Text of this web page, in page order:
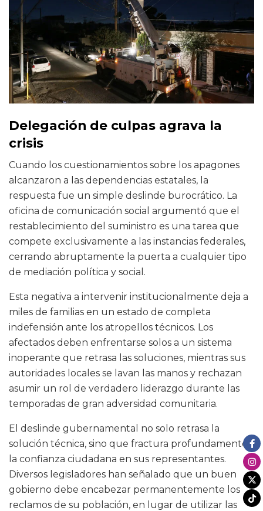
Delegación de culpas agrava la
crisis
Cuando los cuestionamientos sobre los apagones
alcanzaron a las dependencias estatales, la
respuesta fue un simple deslinde burocrático. La
oficina de comunicación social argumentó que el
restablecimiento del suministro es una tarea que
compete exclusivamente a las instancias federales,
cerrando abruptamente la puerta a cualquier tipo
de mediación política y social.
Esta negativa a intervenir institucionalmente deja a
miles de familias en un estado de completa
indefensión ante los atropellos técnicos. Los
afectados deben enfrentarse solos a un sistema
inoperante que retrasa las soluciones, mientras sus
autoridades locales se lavan las manos y rechazan
asumir un rol de verdadero liderazgo durante las
temporadas de gran adversidad comunitaria.
El deslinde gubernamental no solo retrasa la
solución técnica, sino que fractura profundamente
la confianza ciudadana en sus representantes.
Diversos legisladores han señalado que un buen
gobierno debe encabezar permanentemente los
reclamos de su población, en lugar de utilizar las